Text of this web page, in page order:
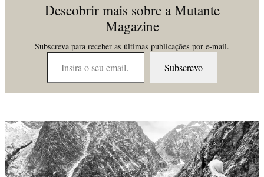
Descobrir mais sobre a Mutante
Magazine
Subscreva para receber as últimas publicações por e-mail.
Insira o seu email…
Subscrevo